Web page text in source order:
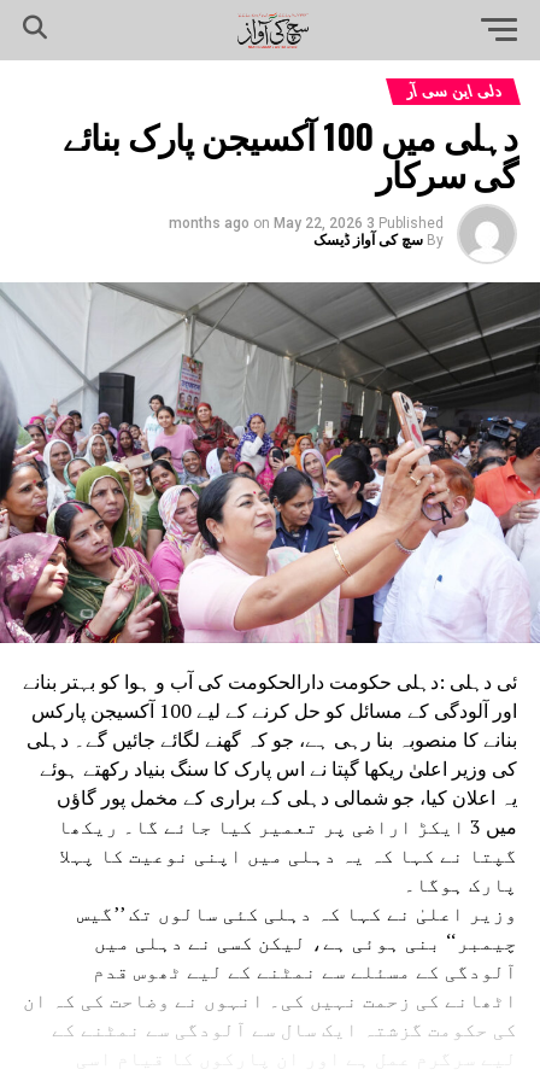
دلی این سی آر
دہلی میں 100 آکسیجن پارک بنائے
گی سرکار
Published
3 months ago
on May 22, 2026
By سچ کی آواز ڈیسک
ئی دہلی :دہلی حکومت دارالحکومت کی آب و ہوا کو بہتر بنانے
اور آلودگی کے مسائل کو حل کرنے کے لیے 100 آکسیجن پارکس
بنانے کا منصوبہ بنا رہی ہے، جو کہ گھنے لگائے جائیں گے۔ دہلی
کی وزیر اعلیٰ ریکھا گپتا نے اس پارک کا سنگ بنیاد رکھتے ہوئے
یہ اعلان کیا، جو شمالی دہلی کے براری کے مخمل پور گاؤں
میں 3 ایکڑ اراضی پر تعمیر کیا جائے گا۔ ریکھا
گپتا نے کہا کہ یہ دہلی میں اپنی نوعیت کا پہلا
پارک ہوگا۔
وزیر اعلیٰ نے کہا کہ دہلی کئی سالوں تک ’’گیس
چیمبر‘‘ بنی ہوئی ہے، لیکن کسی نے دہلی میں
آلودگی کے مسئلے سے نمٹنے کے لیے ٹھوس قدم
اٹھانے کی زحمت نہیں کی۔ انہوں نے وضاحت کی کہ ان
کی حکومت گزشتہ ایک سال سے آلودگی سے نمٹنے کے
لیے سرگرم عمل ہے اور ان پارکوں کا قیام اسی